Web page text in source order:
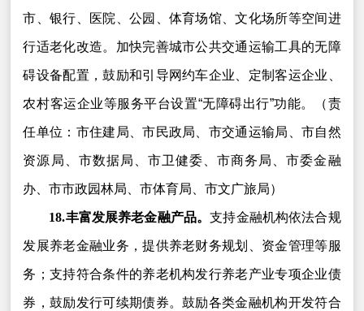
市、银行、医院、公园、体育场馆、文化场所等空间进
行适老化改造。加快完善城市公共交通运输工具的无障
碍设备配置，鼓励和引导网约车企业、定制客运企业、
农村客运企业等服务平台设置“无障碍出行”功能。（责
任单位：市住建局、市民政局、市交通运输局、市自然
资源局、市数据局、市卫健委、市商务局、市委金融
办、市市政园林局、市体育局、市文广旅局）
18.丰富发展养老金融产品。支持金融机构依法合规
发展养老金融业务，提供养老财务规划、资金管理等服
务；支持符合条件的养老机构发行养老产业专项企业债
券，鼓励发行可续期债券。鼓励各类金融机构开发符合